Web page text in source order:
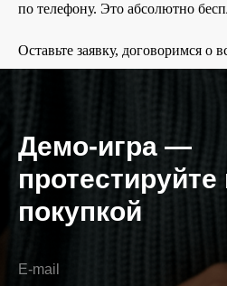
по телефону. Это абсолютно
Оставьте заявку, договоримся о
Демо-игра —
покупкой
E-mail